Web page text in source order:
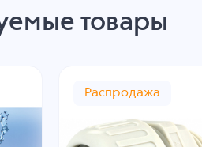
товары
Распродажа